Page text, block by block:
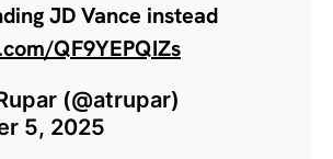
JD Vance instead
QF9YEPQIZs
(@atrupar)
5, 2025